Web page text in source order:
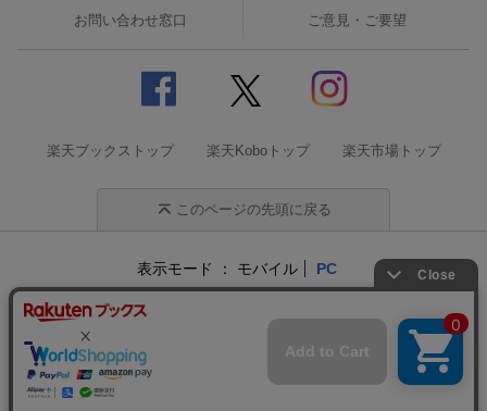
お問い合わせ窓口 ご意見・ご要望
楽天ブックストップ 楽天Koboトップ 楽天市場トップ
このページの先頭に戻る
表示モード モバイル PC
企業情報 個人情報保護方針